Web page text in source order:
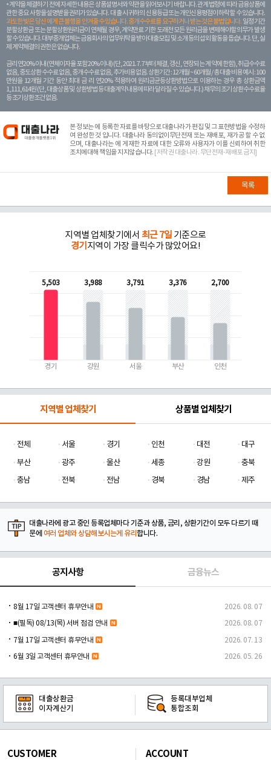
계약을 체결하기 전에 자세한 내용은 상품설명서와 약관을 읽어보시기 바랍니다. 관계 법령에 따라 금융상품에
관한 중요 사항을 설명받을 권리가 있습니다. 대 출 시 귀하의 신용등급 또는 개인신용평점이 하락할 수 있습니다.
과도한 빚은 당신 에게 큰 불행을 안겨줄 수 있습니다. 중개수수료를 요구하거나 받는 것은 불법입니다. 일정 기간
분할상환금 또는 분할상환원리금이 연체될 경우, 계약만료 기한 도래전 모든 원리금을 변제해야할 의무가 발생
할 수 있습니다. 대부중개업체는 금융회사의 업무위탁을 받아 대출모집 및 소개 등의 섭외 활동을 돕습니다. 단, 실
제 계약체결의 권한은 없습니다.
금리 연20% 이내 (연체이자율 포함 20% 이내) (단, 2021. 7. 7부터 체결, 갱신, 연장되는 계 약에 한함), 취급수수료
없음, 중도상환 수수료 없음, 중개수수료 없음, 추가비용 없음. 상환기간 : 12개월 ~ 60개월 / 총 대출 비용 예시 : 100
만원을 12개월 기간 동안 최대 금 리 연20% 적용하여 원리금균등상환방법으로 이용하는 경우 총 상환금액
1,111,614원 (단, 대출상품 및 상환방법 등 대출계약 내용에 따라 달라질 수 있습니다.) 채무의 조기 상환수수료율
등 조기상환조건 없음.
본 정보는에 등록한 자료를 바탕으로 대출나라가 편집 및 그 표현방법을 수정하
여 완성한 것 입니다. 대출나라 동의없이무단전재 또는 재배포, 재가공 할 수 없
으며, 대출나라는 에 게재한 자료에 대한 오류와 사용자가 이를 신뢰하여 취한
조치에대해 책임을 지지않습니다. [저작권 대출나라. 무단전재-재배포 금지]
목록
지역별 업체찾기에서 최근 7일 기준으로
경기 지역이 가장 클릭수가 많았어요!
5,503
경기
3,988
강원
3,791
서울
3,376
부산
2,700
인천
지역별 업체찾기 상품별 업체찾기
전체 서울 경기 인천 대전
대구
부산
광주 울산 세종 강원
충북
충남
전북 전남 경북 경남 제주
대출나라에 광고 중인 등록업체마다 기준과 상품, 금리, 상환기간이 모두 다르기 때
문에 여러 업체와 상담해보시는게 유리합니다.
공지사항 금융뉴스
8월 17일 고객센터 휴무안내 2026. 08. 07
■(필독) 08/13(목) 서버 점검 안내 2026. 08. 07
7월 17일 고객센터 휴무안내 2026. 07. 13
6월 3일 고객센터 휴무안내 2026. 05. 26
대출상환금
이자계산기
등록대부업체
통합조회
CUSTOMER ACCOUNT